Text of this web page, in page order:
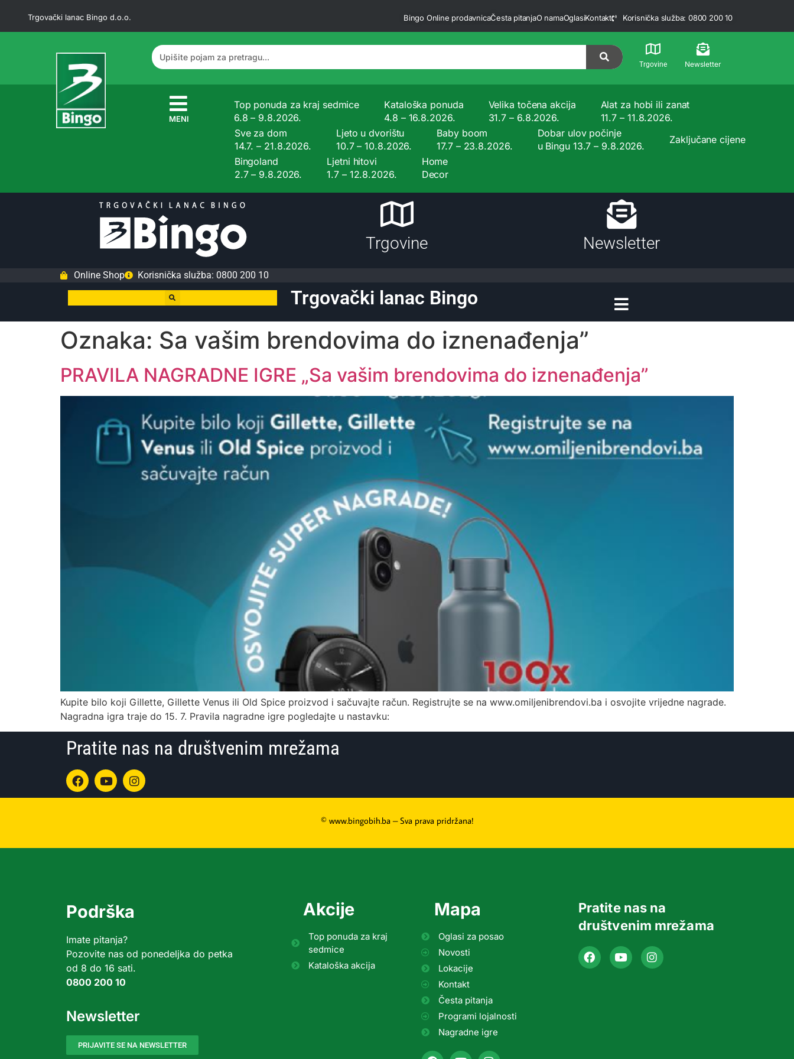
Trgovački lanac Bingo d.o.o. Bingo Online prodavnicaČesta pitanjaO namaOglasiKontakt Korisnička služba: 0800 200 10
Trgovine Newsletter
MENI
Top ponuda za kraj sedmice
6.8 – 9.8.2026.
Kataloška ponuda
4.8 – 16.8.2026.
Velika točena akcija
31.7 – 6.8.2026.
Alat za hobi ili zanat
11.7 – 11.8.2026.
Sve za dom
14.7. – 21.8.2026.
Ljeto u dvorištu
10.7 – 10.8.2026.
Baby boom
17.7 – 23.8.2026.
Dobar ulov počinje
u Bingu 13.7 – 9.8.2026.
Zaključane cijene
Bingoland
2.7 – 9.8.2026.
Ljetni hitovi
1.7 – 12.8.2026.
Home
Decor
Trgovine Newsletter
Online Shop Korisnička služba: 0800 200 10
Trgovački lanac Bingo
Oznaka: Sa vašim brendovima do iznenađenja”
PRAVILA NAGRADNE IGRE „Sa vašim brendovima do iznenađenja”
Kupite bilo koji Gillette, Gillette Venus ili Old Spice proizvod i sačuvajte račun. Registrujte se na www.omiljenibrendovi.ba i osvojite vrijedne nagrade.
Nagradna igra traje do 15. 7. Pravila nagradne igre pogledajte u nastavku:
Pratite nas na društvenim mrežama
© www.bingobih.ba – Sva prava pridržana!
Podrška
Imate pitanja?
Pozovite nas od ponedeljka do petka
od 8 do 16 sati.
0800 200 10
Newsletter
PRIJAVITE SE NA NEWSLETTER
Akcije
Top ponuda za kraj
sedmice
Kataloška akcija
Mapa
Oglasi za posao
Novosti
Lokacije
Kontakt
Česta pitanja
Programi lojalnosti
Nagradne igre
Pratite nas na
društvenim mrežama